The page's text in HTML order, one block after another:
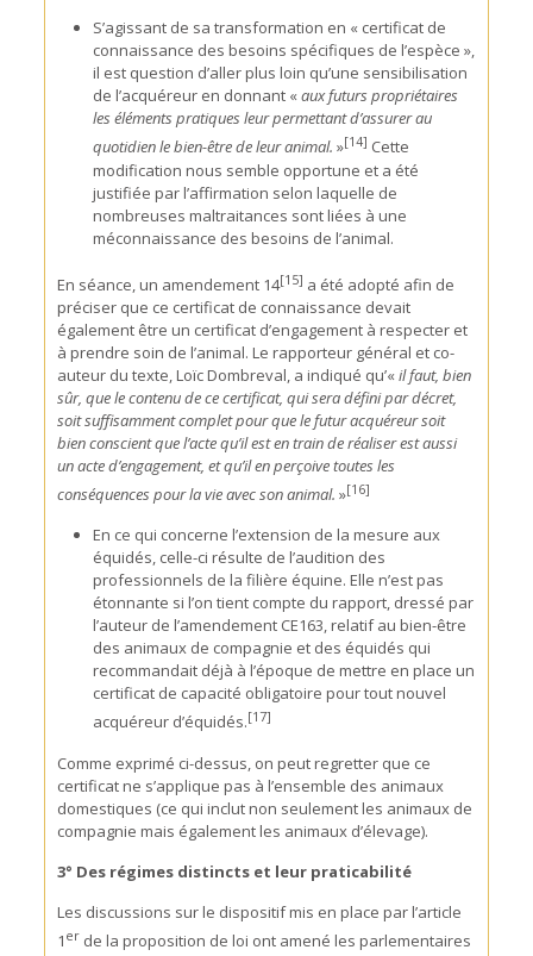
S’agissant de sa transformation en « certificat de
connaissance des besoins spécifiques de l’espèce »,
il est question d’aller plus loin qu’une sensibilisation
de l’acquéreur en donnant «aux futurs propriétaires
les éléments pratiques leur permettant d’assurer au
quotidien le bien-être de leur animal. »[14] Cette
modification nous semble opportune et a été
justifiée par l’affirmation selon laquelle de
nombreuses maltraitances sont liées à une
méconnaissance des besoins de l’animal.
En séance, un amendement 14[15] a été adopté afin de
préciser que ce certificat de connaissance devait
également être un certificat d’engagement à respecter et
à prendre soin de l’animal. Le rapporteur général et co-
auteur du texte, Loïc Dombreval, a indiqué qu’«il faut, bien
sûr, que le contenu de ce certificat, qui sera défini par décret,
soit suffisamment complet pour que le futur acquéreur soit
bien conscient que l’acte qu’il est en train de réaliser est aussi
un acte d’engagement, et qu’il en perçoive toutes les
conséquences pour la vie avec son animal. »[16]
En ce qui concerne l’extension de la mesure aux
équidés, celle-ci résulte de l’audition des
professionnels de la filière équine. Elle n’est pas
étonnante si l’on tient compte du rapport, dressé par
l’auteur de l’amendement CE163, relatif au bien-être
des animaux de compagnie et des équidés qui
recommandait déjà à l’époque de mettre en place un
certificat de capacité obligatoire pour tout nouvel
acquéreur d’équidés.[17]
Comme exprimé ci-dessus, on peut regretter que ce
certificat ne s’applique pas à l’ensemble des animaux
domestiques (ce qui inclut non seulement les animaux de
compagnie mais également les animaux d’élevage).
3° Des régimes distincts et leur praticabilité
Les discussions sur le dispositif mis en place par l’article
1 erde la proposition de loi ont amené les parlementaires